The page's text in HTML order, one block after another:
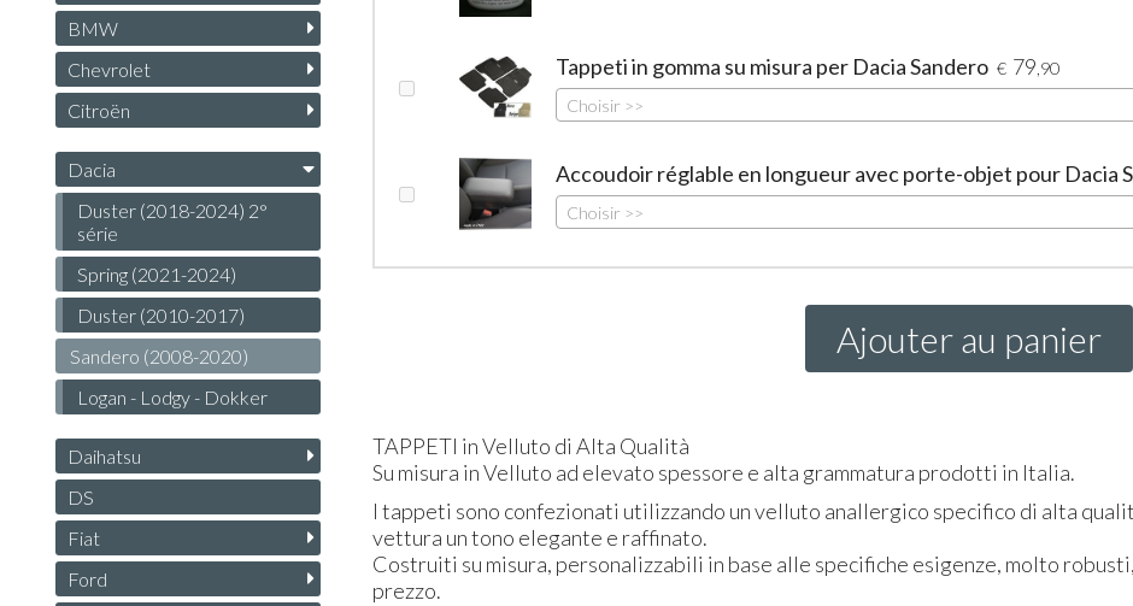
Tappeti in gomma su misura per Dacia Sandero € 79 ,90
Choisir >>
Accoudoir réglable en longueur avec porte-objet pour Dacia
Choisir >>
Ajouter au panier
TAPPETI in Velluto di Alta Qualità
Su misura in Velluto ad elevato spessore e alta grammatura prodotti in Italia.
I tappeti sono confezionati utilizzando un velluto anallergico specifico di alta
vettura un tono elegante e raffinato.
Costruiti su misura, personalizzabili in base alle specifiche esigenze, molto
prezzo.
BMW
Chevrolet
Citroën
Dacia
Duster (2018-2024) 2°
série
Spring (2021-2024)
Duster (2010-2017)
Sandero (2008-2020)
Logan - Lodgy - Dokker
Daihatsu
DS
Fiat
Ford